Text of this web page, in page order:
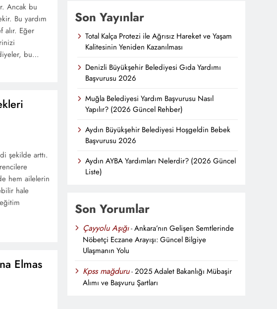
Ancak bu
Bu yardım
alır. Eğer
bu…
şekilde arttı.
hem ailelerin
hale
Elmas
Son Yayınlar
Total Kalça Protezi ile Ağrısız Hareket ve Yaşam
Kalitesinin Yeniden Kazanılması
Denizli Büyükşehir Belediyesi Gıda Yardımı
Başvurusu 2026
Muğla Belediyesi Yardım Başvurusu Nasıl
Yapılır? (2026 Güncel Rehber)
Aydın Büyükşehir Belediyesi Hoşgeldin Bebek
Başvurusu 2026
Aydın AYBA Yardımları Nelerdir? (2026 Güncel
Liste)
Son Yorumlar
Çayyolu Aşığı-Ankara’nın Gelişen Semtlerinde
Nöbetçi Eczane Arayışı: Güncel Bilgiye
Ulaşmanın Yolu
Kpss mağduru-2025 Adalet Bakanlığı Mübaşir
Alımı ve Başvuru Şartları